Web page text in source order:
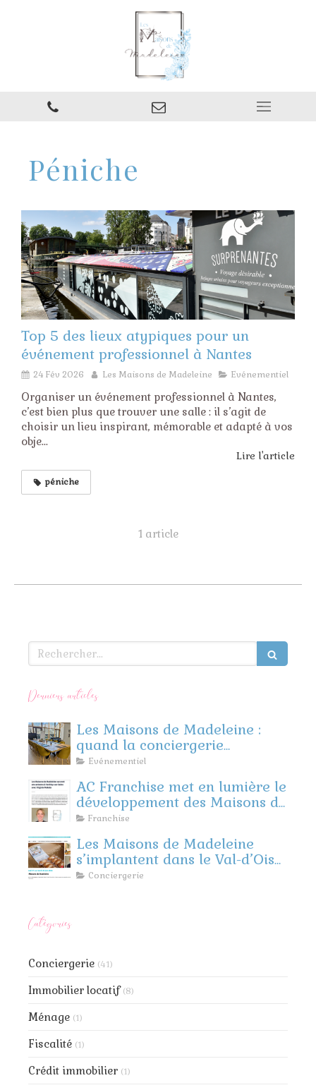
Péniche
Top 5 des lieux atypiques pour un
événement professionnel à Nantes
24 Fév 2026 Les Maisons de Madeleine Evénementiel
Organiser un événement professionnel à Nantes,
c’est bien plus que trouver une salle : il s’agit de
choisir un lieu inspirant, mémorable et adapté à vos
obje...
Lire l'article
péniche
1 article
Rechercher
Derniers articles
Les Maisons de Madeleine :
quand la conciergerie
rencontre l’événementiel
Evénementiel
AC Franchise met en lumière le
développement des Maisons de
Madeleine
Franchise
Les Maisons de Madeleine
s’implantent dans le Val-d’Oise
et les Yvelines !
Conciergerie
Catégories
Conciergerie (41)
Immobilier locatif (8)
Ménage (1)
Fiscalité (1)
Crédit immobilier (1)